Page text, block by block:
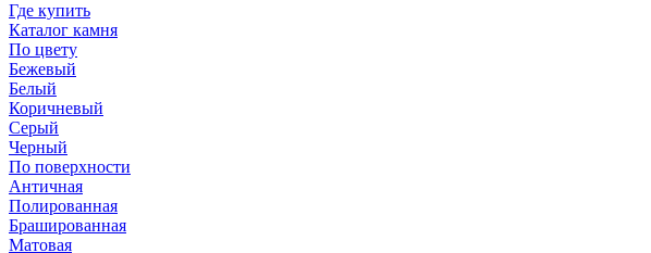
Где купить
Каталог камня
По цвету
Бежевый
Белый
Коричневый
Серый
Черный
По поверхности
Античная
Полированная
Брашированная
Матовая